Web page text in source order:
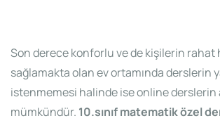
Son derece konforlu ve de kişilerin rahat
sağlamakta olan ev ortamında derslerin
istenmemesi halinde ise online derslerin
mümkündür. 10.sınıf matematik özel